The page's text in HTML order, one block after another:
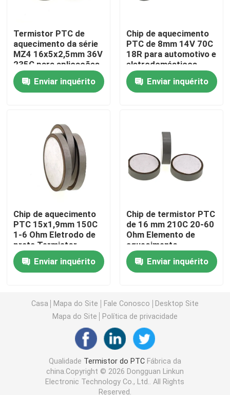
Controle de qualidade
Contacte-nos
Notícias
Termistor do PTC
Chip de aquecimento PTC
Termistor NTC
Termistor de SMD NTC
Sensor de temperatura de NTC
Varistor SMD
Termistor PTC de
aquecimento da série
MZ4 16x5x2,5mm 36V
235C para aplicações
automotivas
Enviar inquérito
Chip de aquecimento
PTC de 8mm 14V 70C
18R para automotivo e
eletrodomésticos
Enviar inquérito
Chip de aquecimento
PTC 15x1,9mm 150C
1-6 Ohm Eletrodo de
prata Termistor
Enviar inquérito
Chip de termistor PTC
de 16 mm 210C 20-60
Ohm Elemento de
aquecimento
cerâmico
Enviar inquérito
Casa Mapa do Site Fale Conosco
Desktop Site
Mapa do Site
Política de privacidade
Qualidade Termistor do PTCFábrica da
china.Copyright © 2026 Dongguan Linkun
Electronic Technology Co., Ltd.. All Rights
Reserved.